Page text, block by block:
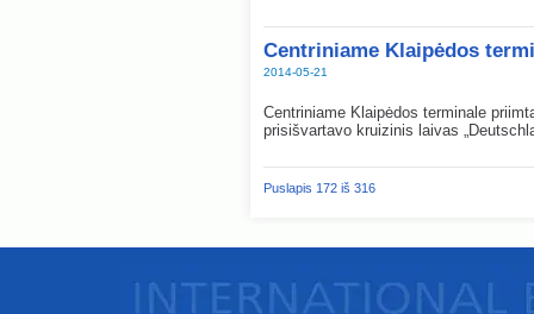
Centriniame Klaipėdos
2014-05-21
Centriniame Klaipėdos terminale
prisišvartavo kruizinis laivas
Puslapis 172 iš 316